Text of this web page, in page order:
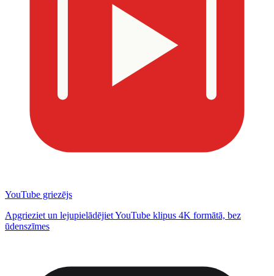
YouTube griezējs
Apgrieziet un lejupielādējiet YouTube klipus 4K formātā, bez
ūdenszīmes